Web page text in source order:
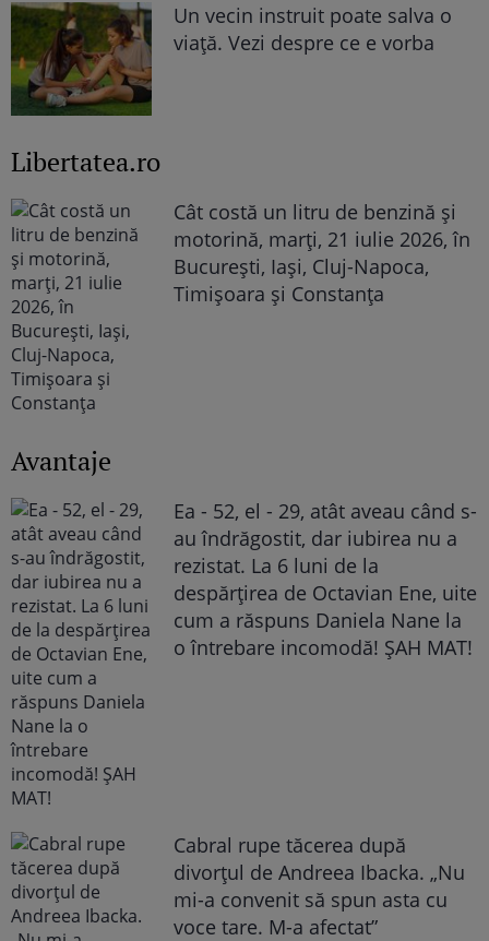
Un vecin instruit poate salva o
viață. Vezi despre ce e vorba
Libertatea.ro
Cât costă un litru de benzină și
motorină, marți, 21 iulie 2026, în
București, Iași, Cluj-Napoca,
Timișoara și Constanța
Avantaje
Ea - 52, el - 29, atât aveau când s-
au îndrăgostit, dar iubirea nu a
rezistat. La 6 luni de la
despărțirea de Octavian Ene, uite
cum a răspuns Daniela Nane la
o întrebare incomodă! ȘAH MAT!
Cabral rupe tăcerea după
divorțul de Andreea Ibacka. „Nu
mi-a convenit să spun asta cu
voce tare. M-a afectat”